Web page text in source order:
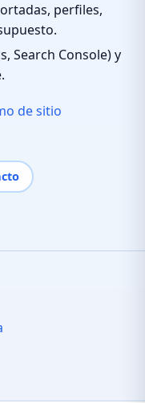
perfiles,
Search Console) y
de sitio